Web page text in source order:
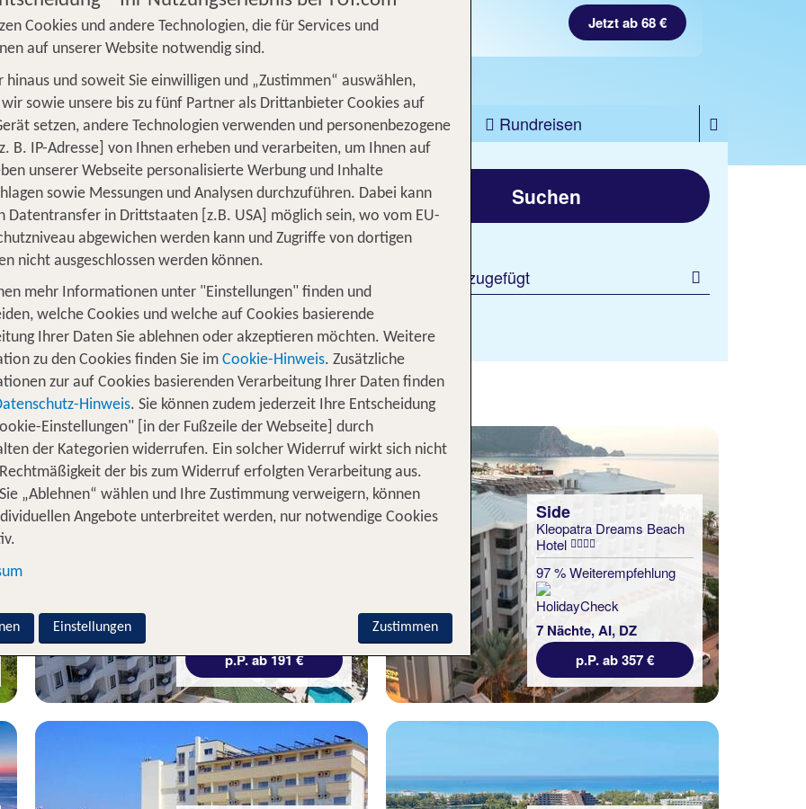
Jetzt ab 68 €
Flug Ferienhaus Mietwagen Kreuzfahrten
Rundreisen
Camper Privattransfer Zusatzleistungen
Flug hinzufügen
Wer reist mit?
2 Erwachsene
Suchen
1 Filter hinzugefügt
1 Woche Side
Side
p.P. ab 191 €
Side
Kleopatra Dreams Beach
Hotel
97 % Weiterempfehlung
7 Nächte, AI, DZ
p.P. ab 357 €
Cookies und andere Technologien, die für Services und
auf unserer Website notwendig sind.
hinaus und soweit Sie einwilligen und „Zustimmen“ auswählen,
wir sowie unsere bis zu fünf Partner als Drittanbieter Cookies auf
setzen, andere Technologien verwenden und personenbezogene
B. IP-Adresse] von Ihnen erheben und verarbeiten, um Ihnen auf
unserer Webseite personalisierte Werbung und Inhalte
sowie Messungen und Analysen durchzuführen. Dabei kann
Datentransfer in Drittstaaten [z.B. USA] möglich sein, wo vom EU-
abgewichen werden kann und Zugriffe von dortigen
nicht ausgeschlossen werden können.
mehr Informationen unter "Einstellungen" finden und
welche Cookies und welche auf Cookies basierende
Ihrer Daten Sie ablehnen oder akzeptieren möchten. Weitere
zu den Cookies finden Sie im Cookie-Hinweis. Zusätzliche
zur auf Cookies basierenden Verarbeitung Ihrer Daten finden
Hinweis. Sie können zudem jederzeit Ihre Entscheidung
Einstellungen" [in der Fußzeile der Webseite] durch
der Kategorien widerrufen. Ein solcher Widerruf wirkt sich nicht
der bis zum Widerruf erfolgten Verarbeitung aus.
„Ablehnen“ wählen und Ihre Zustimmung verweigern, können
Angebote unterbreitet werden, nur notwendige Cookies
Zustimmen
Einstellungen